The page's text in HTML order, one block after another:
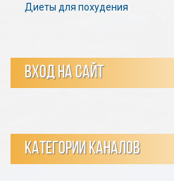
Диеты для похудения
ВХОД НА САЙТ
КАТЕГОРИИ КАНАЛОВ